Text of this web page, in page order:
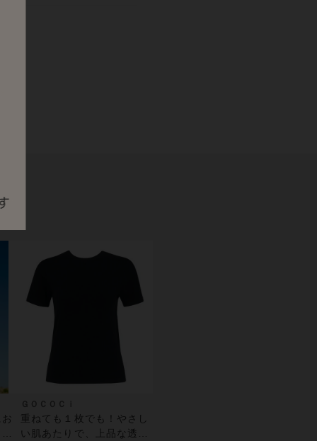
重ねても１枚でも！やさし
い肌あたりで、上品な透け